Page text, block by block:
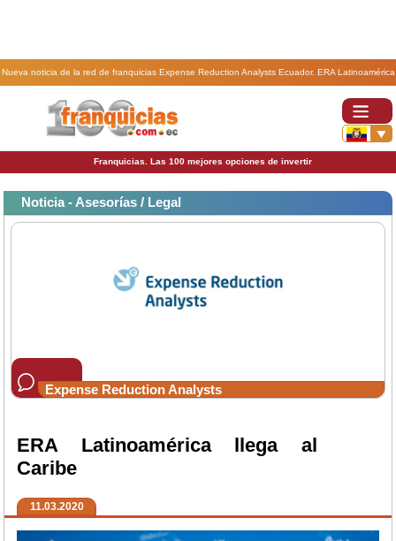
Nueva noticia de la red de franquicias Expense Reduction Analysts Ecuador. ERA Latinoamérica
Franquicias. Las 100 mejores opciones de invertir
Noticia - Asesorías / Legal
Expense Reduction Analysts
ERA Latinoamérica llega al
Caribe
11.03.2020